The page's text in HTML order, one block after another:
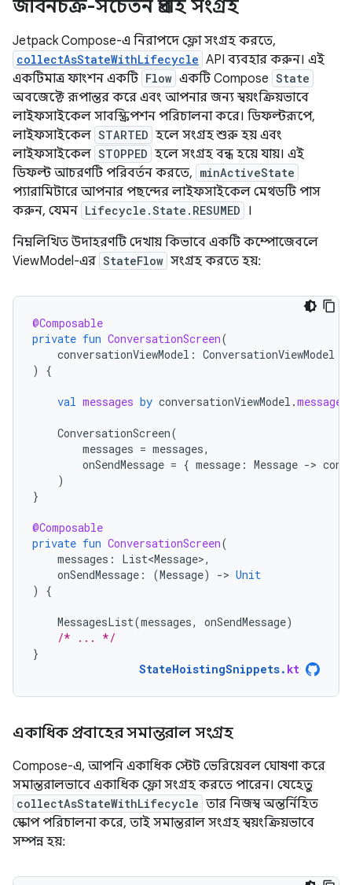
জীবনচক্র-সচেতন প্রবাহ সংগ্রহ
Jetpack Compose-এ নিরাপদে ফ্লো সংগ্রহ করতে,
collectAsStateWithLifecycle API ব্যবহার করুন। এই
একটিমাত্র ফাংশন একটি Flow একটি Compose State
অবজেক্টে রূপান্তর করে এবং আপনার জন্য স্বয়ংক্রিয়ভাবে
লাইফসাইকেল সাবস্ক্রিপশন পরিচালনা করে। ডিফল্টরূপে,
লাইফসাইকেল STARTED হলে সংগ্রহ শুরু হয় এবং
লাইফসাইকেল STOPPED হলে সংগ্রহ বন্ধ হয়ে যায়। এই
ডিফল্ট আচরণটি পরিবর্তন করতে, minActiveState
প্যারামিটারে আপনার পছন্দের লাইফসাইকেল মেথডটি পাস
করুন, যেমন Lifecycle.State.RESUMED
।
নিম্নলিখিত উদাহরণটি দেখায় কিভাবে একটি কম্পোজেবলে
ViewModel-এর StateFlow সংগ্রহ করতে হয়:
@Composable
private fun ConversationScreen(
conversationViewModel : ConversationViewModel
)
{
val messages by conversationViewModel .messages
ConversationScreen(
messages = messages,
onSendMessage = { message : Message ->
)
}
@Composable
private fun ConversationScreen(
messages : List<Message>,
onSendMessage : (Message) -> Unit
)
{
MessagesList(messages, onSendMessage)
/* ... */
}
StateHoistingSnippets. kt
একাধিক প্রবাহের সমান্তরাল সংগ্রহ
Compose-এ, আপনি একাধিক স্টেট ভেরিয়েবল ঘোষণা করে
সমান্তরালভাবে একাধিক ফ্লো সংগ্রহ করতে পারেন। যেহেতু
collectAsStateWithLifecycle তার নিজস্ব অন্তর্নিহিত
স্কোপ পরিচালনা করে, তাই সমান্তরাল সংগ্রহ স্বয়ংক্রিয়ভাবে
সম্পন্ন হয়: